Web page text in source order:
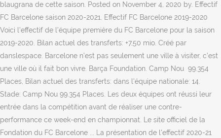
blaugrana de cette saison. Posted on November 4, 2020 by. Effectif
FC Barcelone saison 2020-2021. Effectif FC Barcelone 2019-2020
Voici l’effectif de l’équipe première du FC Barcelone pour la saison
2019-2020. Bilan actuel des transferts: +7,50 mio. Créé par
danslespace. Barcelone n’est pas seulement une ville à visiter, c’est
une ville où il fait bon vivre. Barça Foundation. Camp Nou 99.354
Places, Bilan actuel des transferts: dans l'équipe nationale: 14.
Stade: Camp Nou 99.354 Places. Les deux équipes ont réussi leur
entrée dans la compétition avant de réaliser une contre-
performance ce week-end en championnat. Le site officiel de la
Fondation du FC Barcelone ... La présentation de l'effectif 2020-21